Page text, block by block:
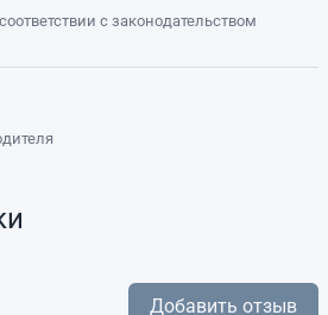
с законодательством
Добавить отзыв